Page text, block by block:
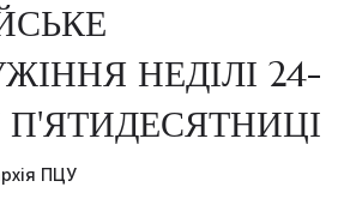
НЕДІЛІ 24-
П'ЯТИДЕСЯТНИЦІ
ПЦУ